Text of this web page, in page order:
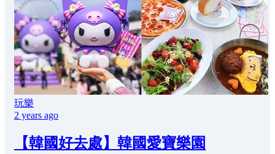
玩樂
2 years ago
【韓國好去處】韓國愛寶樂園